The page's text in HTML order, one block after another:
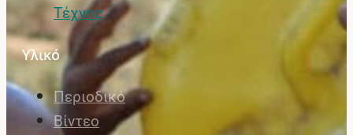
Τέχνης
Υλικό
Περιοδικό
Βίντεο